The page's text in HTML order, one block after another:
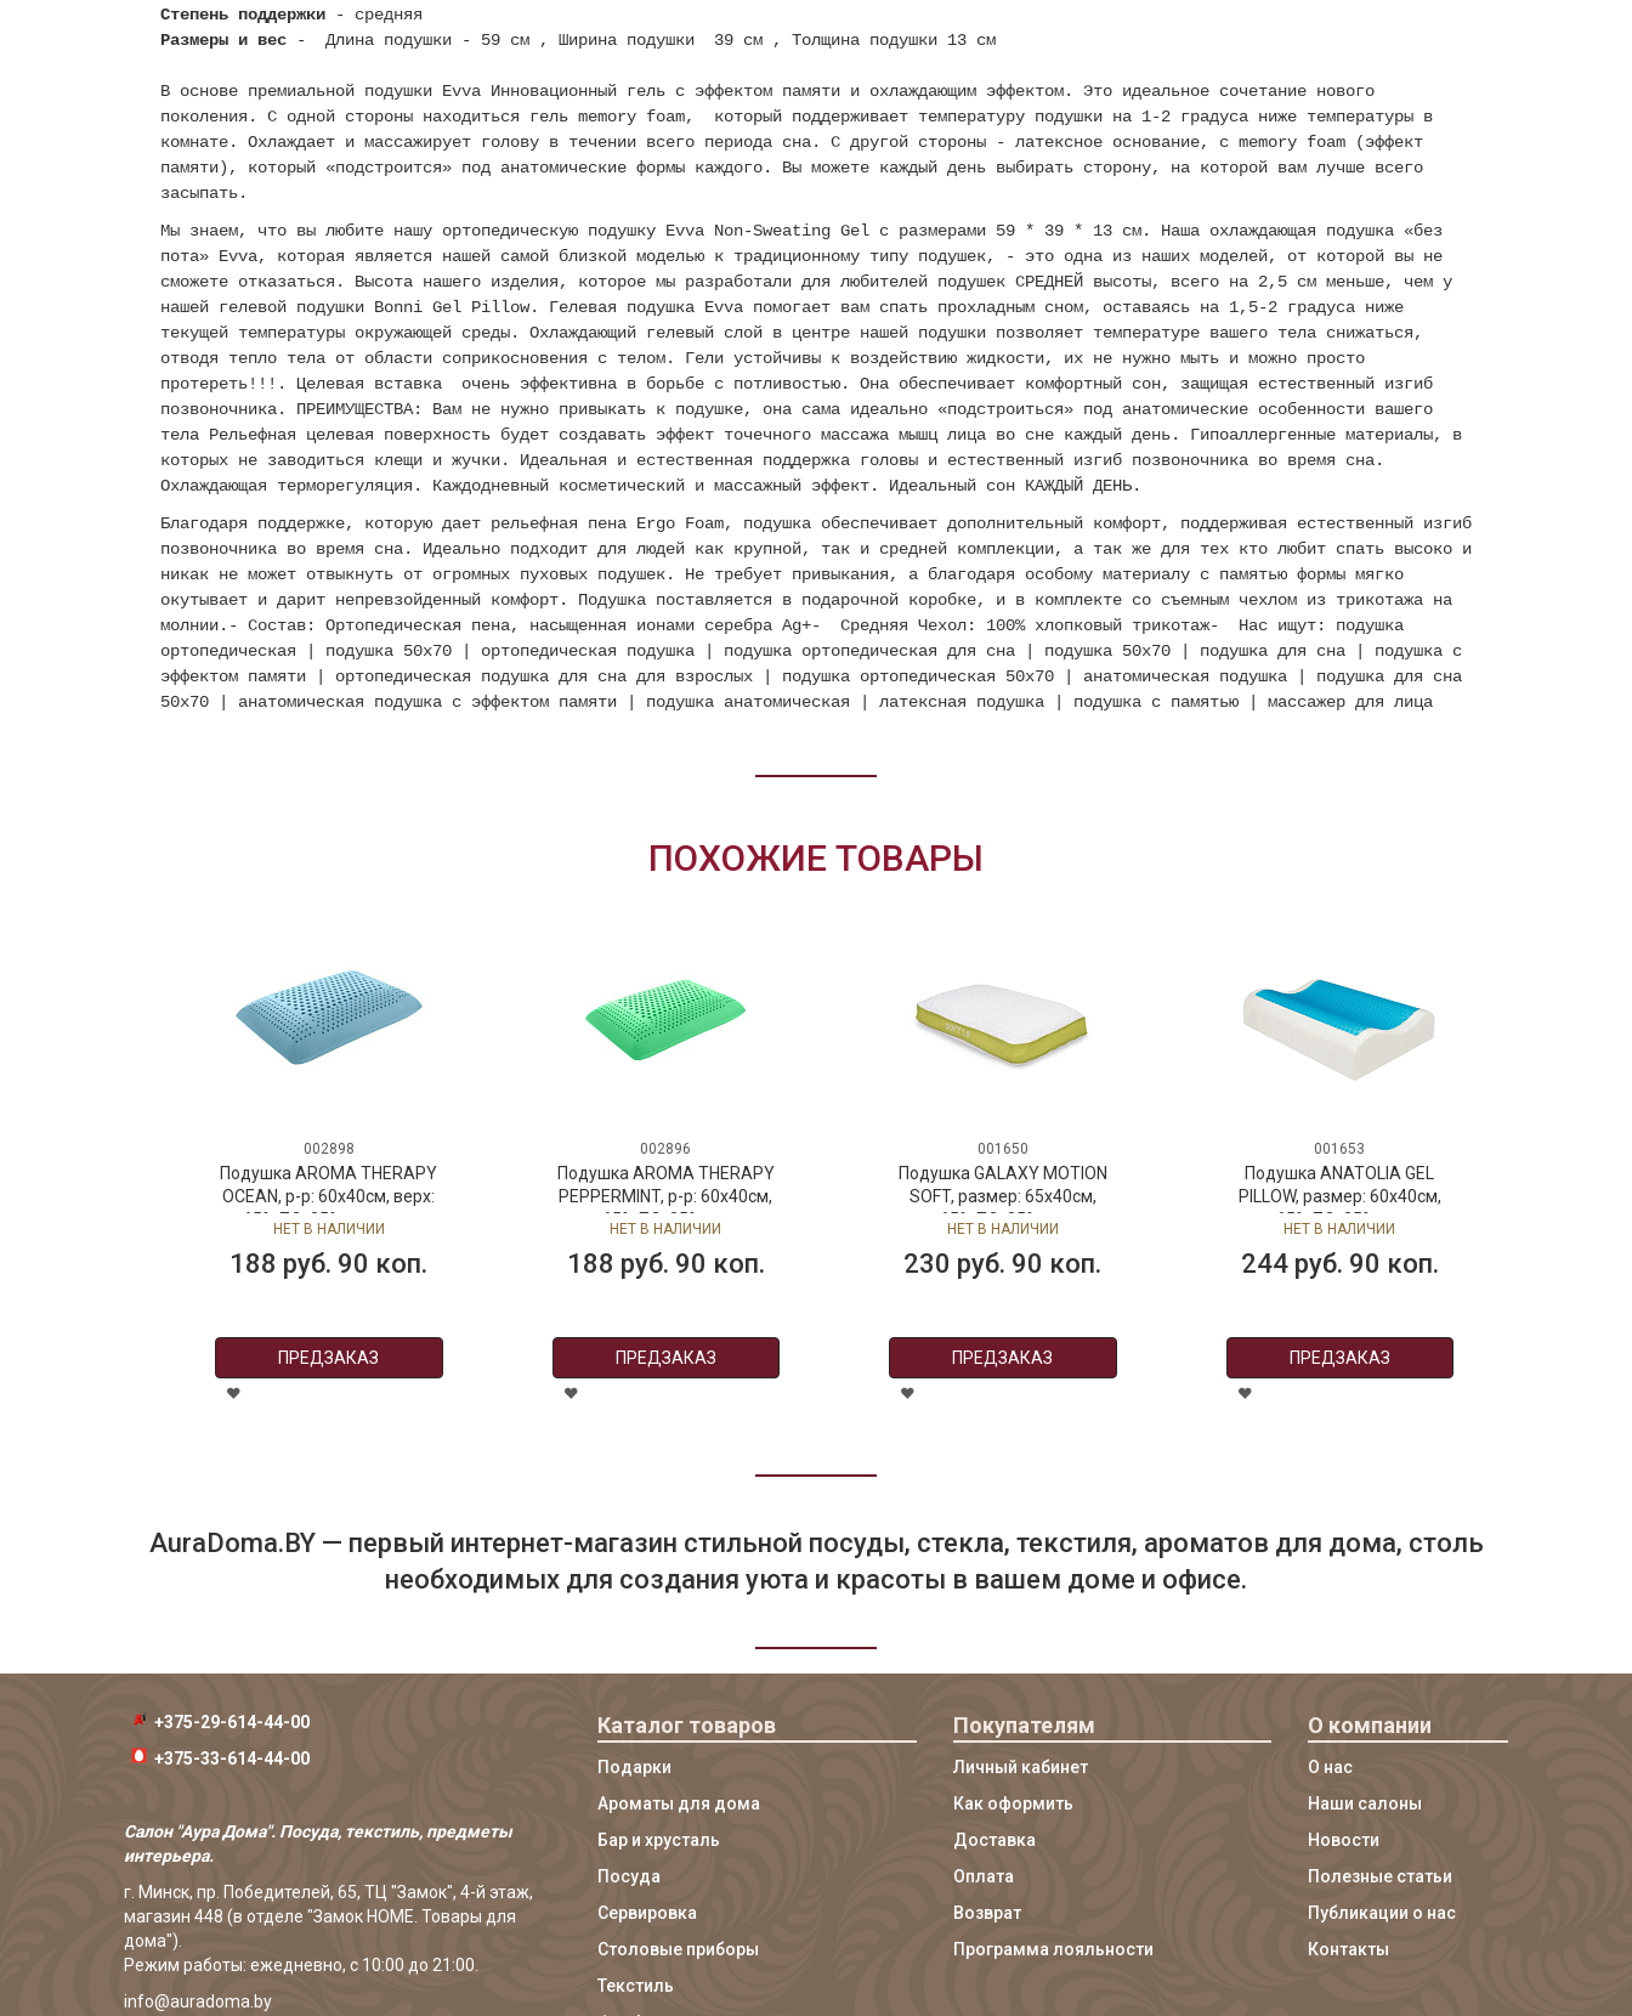
Степень поддержки - средняя
Размеры и вес - Длина подушки - 59 см , Ширина подушки 39 см , Толщина подушки 13 см
В основе премиальной подушки Evva Инновационный гель с эффектом памяти и охлаждающим эффектом. Это идеальное сочетание нового
поколения. С одной стороны находиться гель memory foam, который поддерживает температуру подушки на 1-2 градуса ниже температуры в
комнате. Охлаждает и массажирует голову в течении всего периода сна. С другой стороны - латексное основание, с memory foam (эффект
памяти), который «подстроится» под анатомические формы каждого. Вы можете каждый день выбирать сторону, на которой вам лучше всего
засыпать.
Мы знаем, что вы любите нашу ортопедическую подушку Evva Non-Sweating Gel с размерами 59 * 39 * 13 см. Наша охлаждающая подушка «без
пота» Evva, которая является нашей самой близкой моделью к традиционному типу подушек, - это одна из наших моделей, от которой вы не
сможете отказаться. Высота нашего изделия, которое мы разработали для любителей подушек СРЕДНЕЙ высоты, всего на 2,5 см меньше, чем у
нашей гелевой подушки Bonni Gel Pillow. Гелевая подушка Evva помогает вам спать прохладным сном, оставаясь на 1,5-2 градуса ниже
текущей температуры окружающей среды. Охлаждающий гелевый слой в центре нашей подушки позволяет температуре вашего тела снижаться,
отводя тепло тела от области соприкосновения с телом. Гели устойчивы к воздействию жидкости, их не нужно мыть и можно просто
протереть!!!. Целевая вставка очень эффективна в борьбе с потливостью. Она обеспечивает комфортный сон, защищая естественный изгиб
позвоночника. ПРЕИМУЩЕСТВА: Вам не нужно привыкать к подушке, она сама идеально «подстроиться» под анатомические особенности вашего
тела Рельефная целевая поверхность будет создавать эффект точечного массажа мышц лица во сне каждый день. Гипоаллергенные материалы, в
которых не заводиться клещи и жучки. Идеальная и естественная поддержка головы и естественный изгиб позвоночника во время сна.
Охлаждающая терморегуляция. Каждодневный косметический и массажный эффект. Идеальный сон КАЖДЫЙ ДЕНЬ.
Благодаря поддержке, которую дает рельефная пена Ergo Foam, подушка обеспечивает дополнительный комфорт, поддерживая естественный изгиб
позвоночника во время сна. Идеально подходит для людей как крупной, так и средней комплекции, а так же для тех кто любит спать высоко и
никак не может отвыкнуть от огромных пуховых подушек. Не требует привыкания, а благодаря особому материалу с памятью формы мягко
окутывает и дарит непревзойденный комфорт. Подушка поставляется в подарочной коробке, и в комплекте со съемным чехлом из трикотажа на
молнии.- Состав: Ортопедическая пена, насыщенная ионами серебра Ag+- Средняя Чехол: 100% хлопковый трикотаж- Нас ищут: подушка
ортопедическая | подушка 50х70 | ортопедическая подушка | подушка ортопедическая для сна | подушка 50x70 | подушка для сна | подушка с
эффектом памяти | ортопедическая подушка для сна для взрослых | подушка ортопедическая 50x70 | анатомическая подушка | подушка для сна
50х70 | анатомическая подушка с эффектом памяти | подушка анатомическая | латексная подушка | подушка с памятью | массажер для лица
ПОХОЖИЕ ТОВАРЫ
002898
Подушка AROMA THERAPY
OCEAN, р-р: 60x40см, верх:
65% ПЭ, 35% вискоза,
полиуретан
НЕТ В НАЛИЧИИ
188 руб. 90 коп.
ПРЕДЗАКАЗ
002896
Подушка AROMA THERAPY
PEPPERMINT, р-р: 60x40см,
верх: 65% ПЭ, 35% вискоза,
НЕТ В НАЛИЧИИ
188 руб. 90 коп.
ПРЕДЗАКАЗ
001650
Подушка GALAXY MOTION
SOFT, размер: 65x40см,
верх: 65% ПЭ, 35% вискоза,
полиуретан
НЕТ В НАЛИЧИИ
230 руб. 90 коп.
ПРЕДЗАКАЗ
001653
Подушка ANATOLIA GEL
PILLOW, размер: 60x40см,
верх: 65% ПЭ, 35% вискоза,
полиурета
НЕТ В НАЛИЧИИ
244 руб. 90 коп.
ПРЕДЗАКАЗ
AuraDoma.BY — первый интернет-магазин стильной посуды, стекла, текстиля, ароматов для дома, столь
необходимых для создания уюта и красоты в вашем доме и офисе.
+375-29-614-44-00
+375-33-614-44-00
Салон "Аура Дома". Посуда, текстиль, предметы
интерьера.
г. Минск, пр. Победителей, 65, ТЦ "Замок", 4-й этаж,
магазин 448 (в отделе "Замок HOME. Товары для
дома").
Режим работы: ежедневно, с 10:00 до 21:00.
info@auradoma.by
Каталог товаров
Подарки
Ароматы для дома
Бар и хрусталь
Посуда
Сервировка
Столовые приборы
Текстиль
Покупателям
Личный кабинет
Как оформить
Доставка
Оплата
Возврат
Программа лояльности
О компании
О нас
Наши салоны
Новости
Полезные статьи
Публикации о нас
Контакты